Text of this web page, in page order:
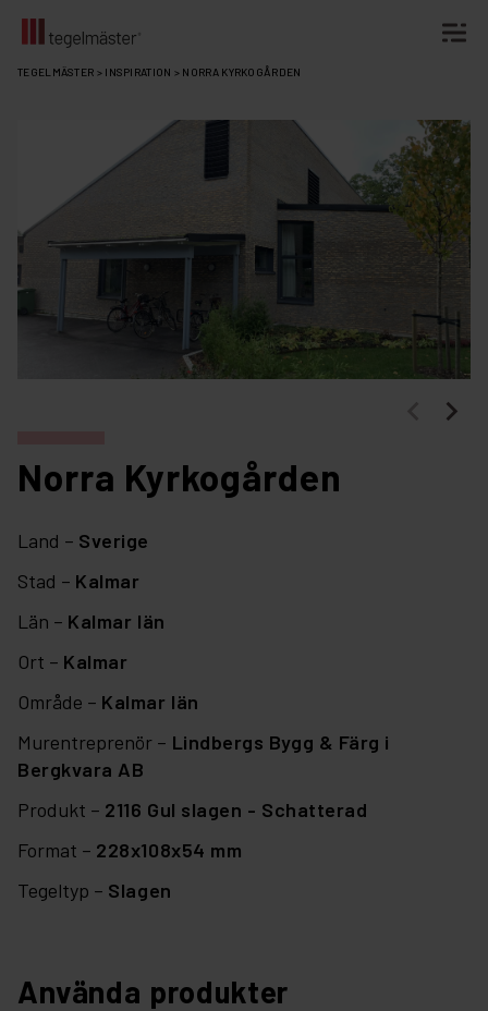
Fortsätt
TEGELMÄSTER > INSPIRATION > NORRA KYRKOGÅRDEN
Norra Kyrkogården
Land – Sverige
Stad – Kalmar
Län – Kalmar län
Ort – Kalmar
Område – Kalmar län
Murentreprenör – Lindbergs Bygg & Färg i
Bergkvara AB
Produkt – 2116 Gul slagen - Schatterad
Format – 228x108x54 mm
Tegeltyp – Slagen
Använda produkter